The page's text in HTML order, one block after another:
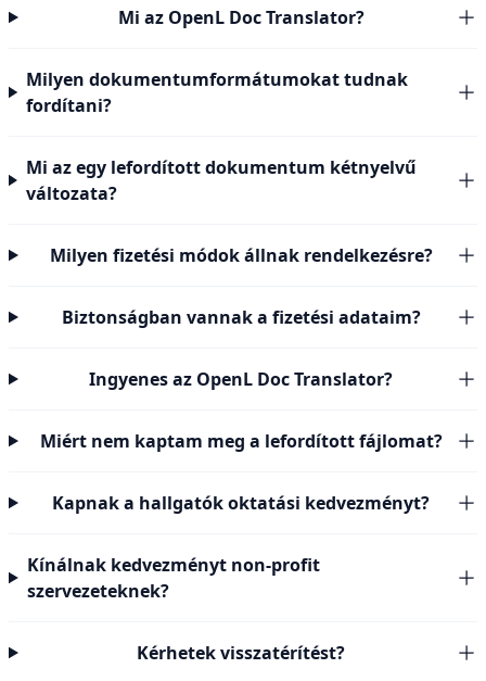
Mi az OpenL Doc Translator?
Milyen dokumentumformátumokat tudnak
fordítani?
Mi az egy lefordított dokumentum kétnyelvű
változata?
Milyen fizetési módok állnak rendelkezésre?
Biztonságban vannak a fizetési adataim?
Ingyenes az OpenL Doc Translator?
Miért nem kaptam meg a lefordított fájlomat?
Kapnak a hallgatók oktatási kedvezményt?
Kínálnak kedvezményt non-profit
szervezeteknek?
Kérhetek visszatérítést?